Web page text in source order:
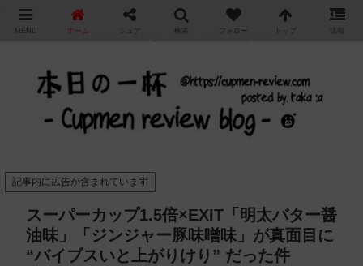
カップ麺の新商品をレビュー / アレンジするブログ
記事内に広告が含まれています
スーパーカップ1.5倍×EXIT「明太バター醤
油味」「ジンジャー豚味噌味」が真面目に
“バイブスいと上がりけり” だった件
MENU ホーム シェア 検索 フォロー トップ 情報